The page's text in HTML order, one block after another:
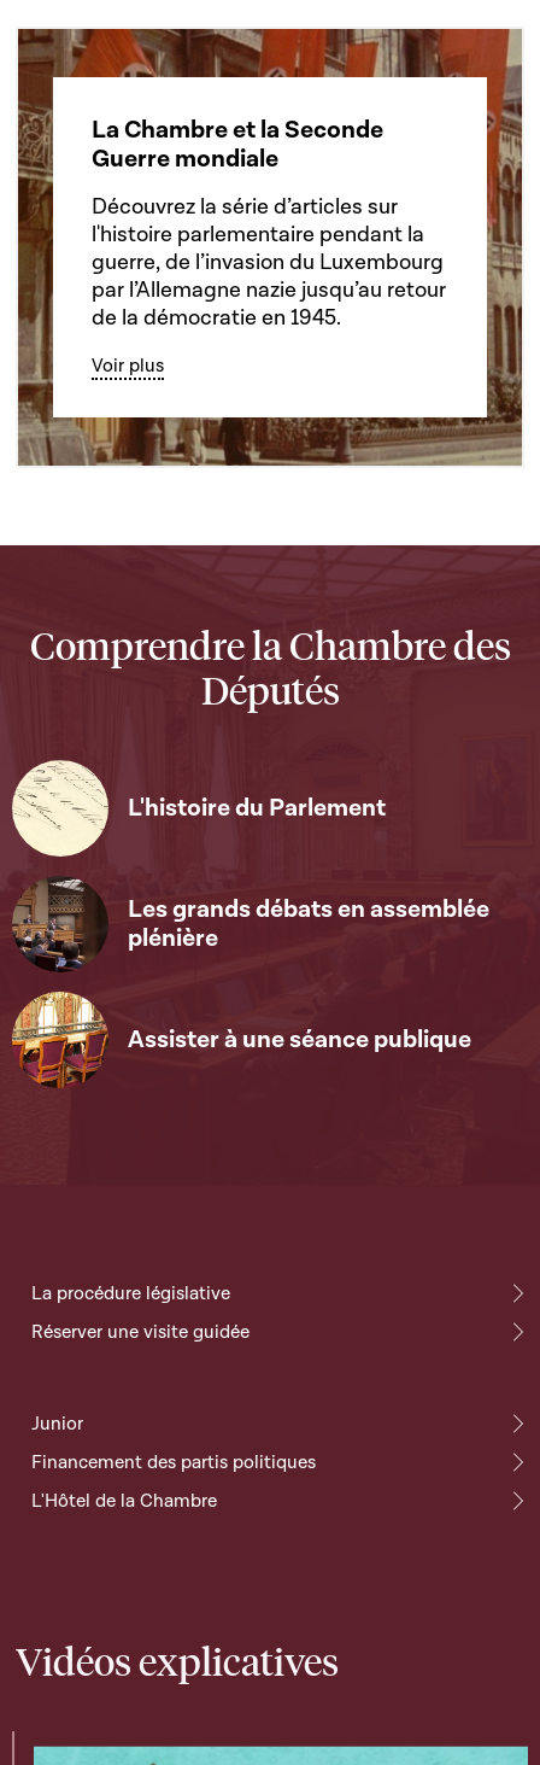
La Chambre et la Seconde
Guerre mondiale
Découvrez la série d’articles sur
l'histoire parlementaire pendant la
guerre, de l’invasion du Luxembourg
par l’Allemagne nazie jusqu’au retour
de la démocratie en 1945.
Voir plus
Comprendre la Chambre des
Députés
L'histoire du Parlement
Les grands débats en assemblée
plénière
Assister à une séance publique
La procédure législative
Réserver une visite guidée
Junior
Financement des partis politiques
L'Hôtel de la Chambre
Vidéos explicatives